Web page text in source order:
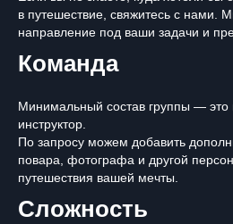
в путешествие, свяжитесь с нами.
направление под ваши задачи и
Команда
Минимальный состав группы — это
инструктор.
По запросу можем добавить
повара, фотографа и другой
путешествия вашей мечты.
Сложность